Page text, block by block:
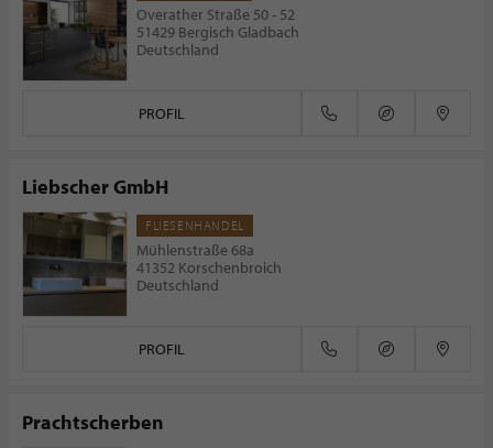
Overather Straße 50 - 52
51429 Bergisch Gladbach
Deutschland
PROFIL
Liebscher GmbH
FLIESENHANDEL
Mühlenstraße 68a
41352 Korschenbroich
Deutschland
PROFIL
Prachtscherben